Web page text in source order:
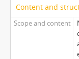
Content and
Scope and content